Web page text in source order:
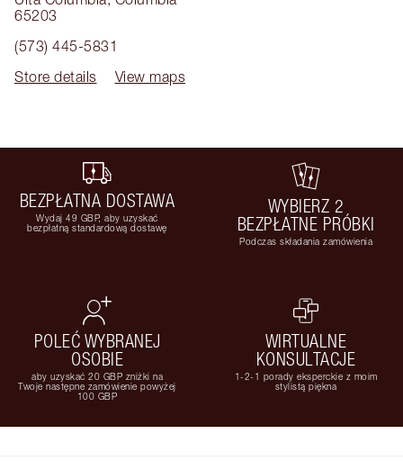
65203
(573) 445-5831
Store details
View maps
BEZPŁATNA DOSTAWA
Wydaj 49 GBP, aby uzyskać
bezpłatną standardową dostawę
WYBIERZ 2
BEZPŁATNE PRÓBKI
Podczas składania zamówienia
POLEĆ WYBRANEJ
OSOBIE
aby uzyskać 20 GBP zniżki na
Twoje następne zamówienie powyżej
100 GBP
WIRTUALNE
KONSULTACJE
1-2-1 porady eksperckie z moim
stylistą piękna